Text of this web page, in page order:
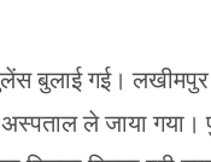
बुलाई गई।
ले जाया गया।